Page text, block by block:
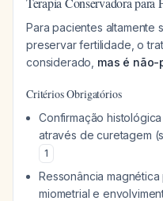
Para pacientes altamente
preservar fertilidade, o
considerado, mas é não-
Critérios Obrigatórios
Confirmação
através de curetagem
1
Ressonância
miometrial e